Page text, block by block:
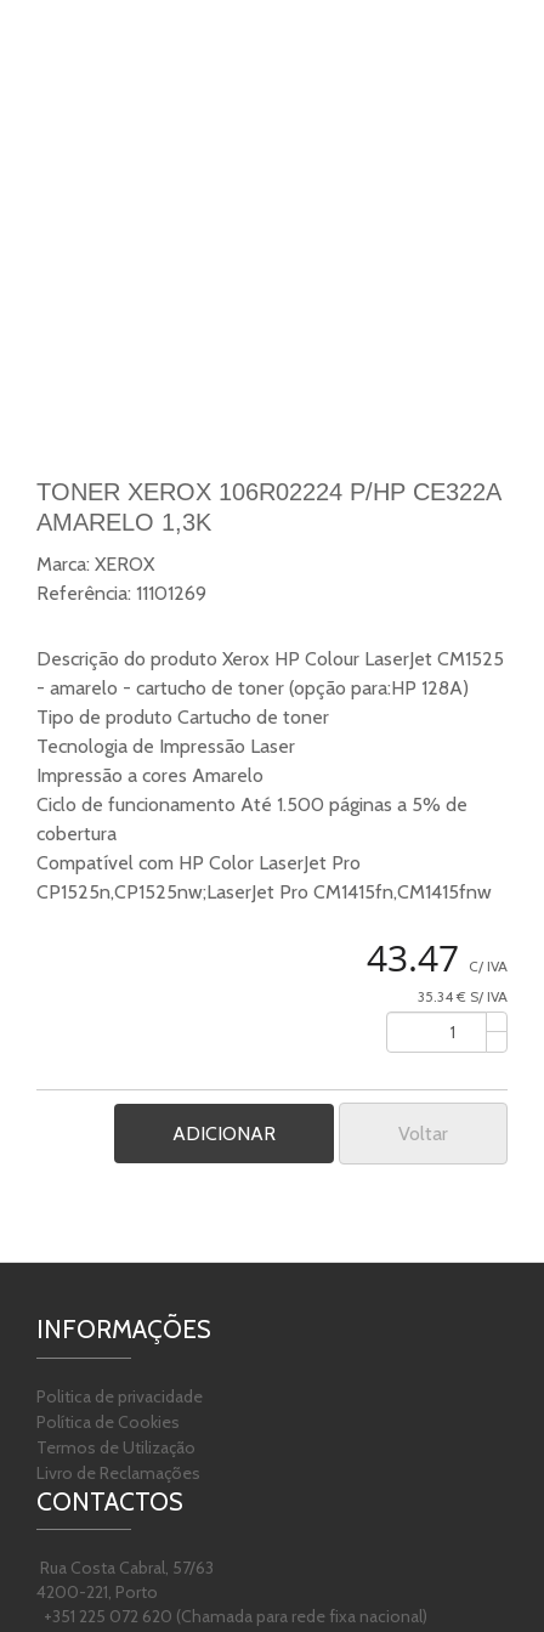
TONER XEROX 106R02224 P/HP CE322A
AMARELO 1,3K
Marca: XEROX
Referência: 11101269
Descrição do produto Xerox HP Colour LaserJet CM1525
- amarelo - cartucho de toner (opção para:HP 128A)
Tipo de produto Cartucho de toner
Tecnologia de Impressão Laser
Impressão a cores Amarelo
Ciclo de funcionamento Até 1.500 páginas a 5% de
cobertura
Compatível com HP Color LaserJet Pro
CP1525n,CP1525nw;LaserJet Pro CM1415fn,CM1415fnw
43.47
C/ IVA
35.34 € S/ IVA
Voltar
INFORMAÇÕES
Politica de privacidade
Política de Cookies
Termos de Utilização
Livro de Reclamações
CONTACTOS
Rua Costa Cabral, 57/63
4200-221, Porto
+351 225 072 620 (Chamada para rede fixa nacional)